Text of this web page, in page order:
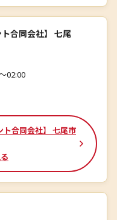
合同会社】 七尾
02:00
合同会社】 七尾市